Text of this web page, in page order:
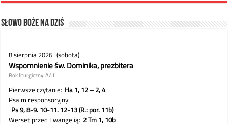
Słowo Boże na dziś